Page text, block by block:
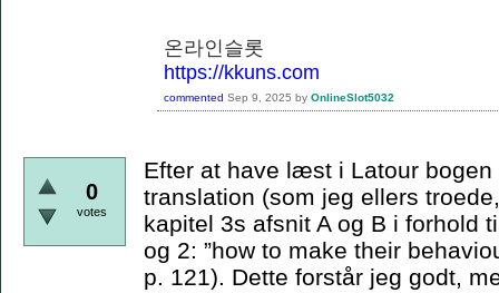
온라인슬롯
https://kkuns.com
commented Sep 9, 2025 by OnlineSlot5032
0
votes
Efter at have læst i Latour
translation (som jeg ellers
kapitel 3s afsnit A og B i forhold
og 2: ”how to make their
p. 121). Dette forstår jeg godt,